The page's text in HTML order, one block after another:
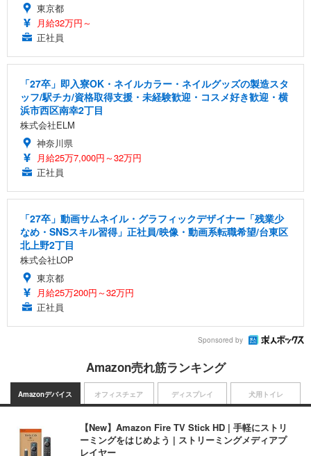
東京都
月給32万円～
正社員
「27卒」即入寮OK・ネイルカラー・ネイルグッズの製造スタ
ッフ/駅チカ/資格取得支援・未経験歓迎・コスメ好き歓迎・横
浜市西区南幸2丁目
株式会社ELM
神奈川県
月給25万7,000円～32万円
正社員
「27卒」動画サムネイル・グラフィックデザイナー「残業少
なめ・SNSスキル習得」正社員/映像・動画系転職希望/台東区
北上野2丁目
株式会社LOP
東京都
月給25万200円～32万円
正社員
Sponsored by
Amazon売れ筋ランキング
Amazonデバイス
【New】Amazon Fire TV Stick HD | 手軽にストリ
ーミングをはじめよう | ストリーミングメディアプ
レイヤー
オフィスチェア ディスプレイ 犬用トイレ